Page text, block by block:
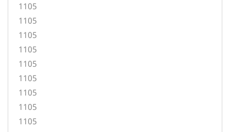
1105
1105
1105
1105
1105
1105
1105
1105
1105